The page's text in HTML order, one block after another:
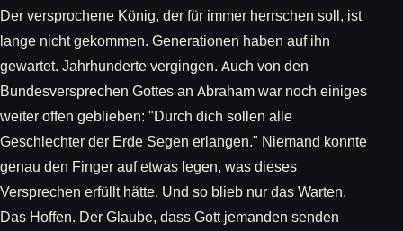
Der versprochene König, der für immer herrschen soll, ist
lange nicht gekommen. Generationen haben auf ihn
gewartet. Jahrhunderte vergingen. Auch von den
Bundesversprechen Gottes an Abraham war noch einiges
weiter offen geblieben: "Durch dich sollen alle
Geschlechter der Erde Segen erlangen." Niemand konnte
genau den Finger auf etwas legen, was dieses
Versprechen erfüllt hätte. Und so blieb nur das Warten.
Das Hoffen. Der Glaube, dass Gott jemanden senden